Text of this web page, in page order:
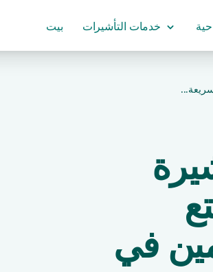
بيت خدمات التأشيرات
في